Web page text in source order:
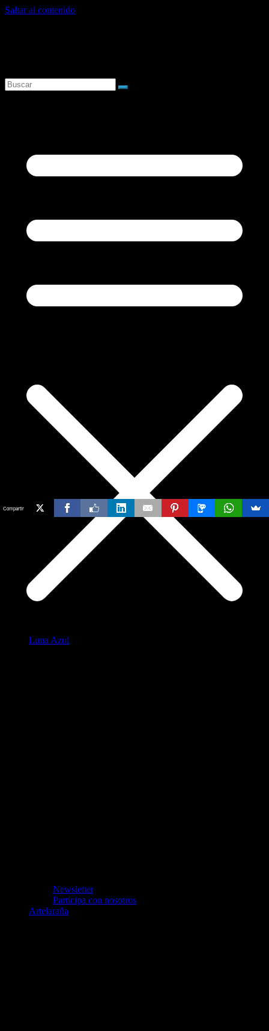
Saltar al contenido
Luna Azul
Newsletter
Participa con nosotros
Artelaraña
Compartir